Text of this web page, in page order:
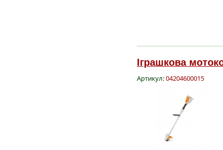
Іграшкова
Артикул:04204600015